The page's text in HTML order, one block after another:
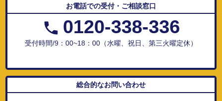
お電話での受付・ご相談窓口
0120-338-336
受付時間/9：00~18：00（水曜、祝日、第三火曜定休）
総合的なお問い合わせ